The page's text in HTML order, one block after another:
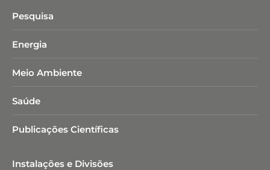
Pesquisa
Energia
Meio Ambiente
Saúde
Publicações Científicas
Instalações e Divisões